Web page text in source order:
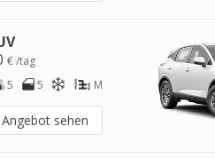
€ /tag
5
5 M
Angebot sehen